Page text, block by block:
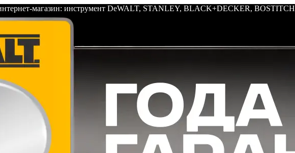
магазин: инструмент DeWALT, STANLEY, BLACK+DECKER, BOSTITCH